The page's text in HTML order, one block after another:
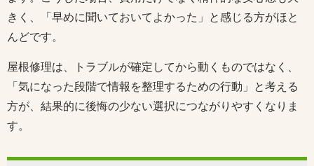
きく、「早めに聞いておいてよかった」と感じる方がほと
んどです。
屋根修理は、トラブルが確定してから動くものではなく、
「気になった段階で情報を整理するための行動」と考える
方が、結果的に後悔の少ない選択につながりやすくなりま
す。